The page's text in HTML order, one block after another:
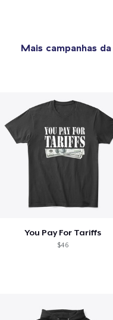
Mais campanhas da
You Pay For Tariffs
$46